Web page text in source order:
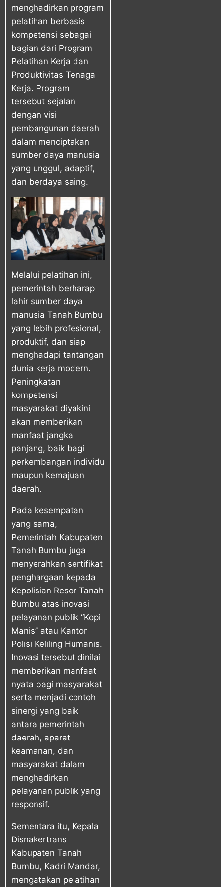
menghadirkan program
pelatihan berbasis
kompetensi sebagai
bagian dari Program
Pelatihan Kerja dan
Produktivitas Tenaga
Kerja. Program
tersebut sejalan
dengan visi
pembangunan daerah
dalam menciptakan
sumber daya manusia
yang unggul, adaptif,
dan berdaya saing.
Melalui pelatihan ini,
pemerintah berharap
lahir sumber daya
manusia Tanah Bumbu
yang lebih profesional,
produktif, dan siap
menghadapi tantangan
dunia kerja modern.
Peningkatan
kompetensi
masyarakat diyakini
akan memberikan
manfaat jangka
panjang, baik bagi
perkembangan individu
maupun kemajuan
daerah.
Pada kesempatan
yang sama,
Pemerintah Kabupaten
Tanah Bumbu juga
menyerahkan sertifikat
penghargaan kepada
Kepolisian Resor Tanah
Bumbu atas inovasi
pelayanan publik “Kopi
Manis” atau Kantor
Polisi Keliling Humanis.
Inovasi tersebut dinilai
memberikan manfaat
nyata bagi masyarakat
serta menjadi contoh
sinergi yang baik
antara pemerintah
daerah, aparat
keamanan, dan
masyarakat dalam
menghadirkan
pelayanan publik yang
responsif.
Sementara itu, Kepala
Disnakertrans
Kabupaten Tanah
Bumbu, Kadri Mandar,
mengatakan pelatihan